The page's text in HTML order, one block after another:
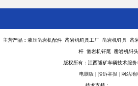
主营产品：液压凿岩机配件 凿岩机钎具工厂 凿岩机钎具
杆 凿岩机钎尾 凿岩机钎
版权所有：江西隧矿车辆技术服务
电脑版 | 投诉举报 | 网站地